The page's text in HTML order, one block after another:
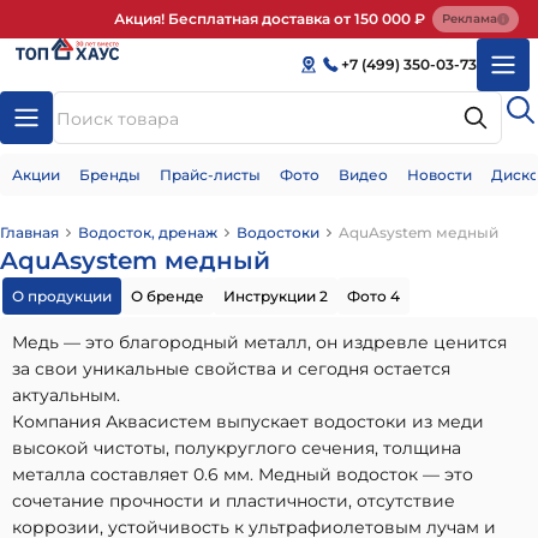
Акция! Бесплатная доставка от 150 000 ₽ Реклама
+7 (499) 350-03-73
Акции Бренды Прайс-листы Фото Видео Новости
Главная Водосток, дренаж Водостоки AquAsystem медный
AquAsystem медный
О продукции О бренде Инструкции 2 Фото 4
Медь — это благородный металл, он издревле ценится
за свои уникальные свойства и сегодня остается
актуальным.
Компания Аквасистем выпускает водостоки из меди
высокой чистоты, полукруглого сечения, толщина
металла составляет 0.6 мм. Медный водосток — это
сочетание прочности и пластичности, отсутствие
коррозии, устойчивость к ультрафиолетовым лучам и